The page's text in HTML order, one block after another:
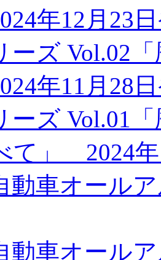
年12月23
ーズ Vol.02
年11月28
ーズ Vol.01
て」 2024年
動車オール
動車オール